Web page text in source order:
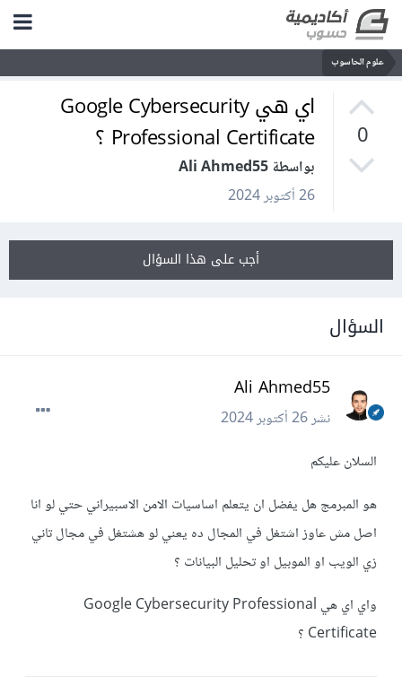
علوم الحاسوب
0
اي هي Google Cybersecurity
Professional Certificate ؟
بواسطة Ali Ahmed55
26 أكتوبر 2024
أجب على هذا السؤال
السؤال
Ali Ahmed55
نشر26 أكتوبر 2024
السلان عليكم
هو المبرمج هل يفضل ان يتعلم اساسيات الامن الاسبيراني حتي لو انا
اصل مش عاوز اشتغل في المجال ده يعني لو هشتغل في مجال تاني
زي الويب او الموبيل او تحليل البيانات ؟
واي اي هي Google Cybersecurity Professional
Certificate ؟